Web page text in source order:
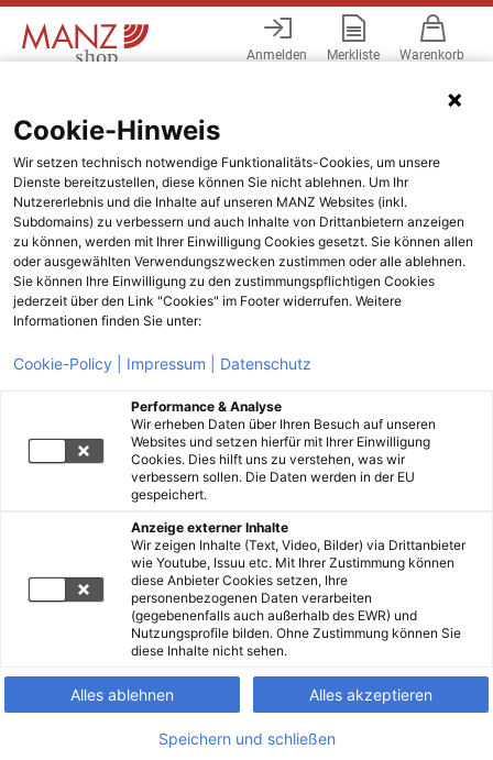
Anmelden Merkliste Warenkorb
Cookie-Hinweis
Wir setzen technisch notwendige Funktionalitäts-Cookies, um unsere
Dienste bereitzustellen, diese können Sie nicht ablehnen. Um Ihr
Nutzererlebnis und die Inhalte auf unseren MANZ Websites (inkl.
Subdomains) zu verbessern und auch Inhalte von Drittanbietern anzeigen
zu können, werden mit Ihrer Einwilligung Cookies gesetzt. Sie können allen
oder ausgewählten Verwendungszwecken zustimmen oder alle ablehnen.
Sie können Ihre Einwilligung zu den zustimmungspflichtigen Cookies
jederzeit über den Link "Cookies" im Footer widerrufen. Weitere
Informationen finden Sie unter:
Cookie-Policy | Impressum | Datenschutz
Performance & Analyse
Wir erheben Daten über Ihren Besuch auf unseren
Websites und setzen hierfür mit Ihrer Einwilligung
Cookies. Dies hilft uns zu verstehen, was wir
verbessern sollen. Die Daten werden in der EU
gespeichert.
Anzeige externer Inhalte
Wir zeigen Inhalte (Text, Video, Bilder) via Drittanbieter
wie Youtube, Issuu etc. Mit Ihrer Zustimmung können
diese Anbieter Cookies setzen, Ihre
personenbezogenen Daten verarbeiten
(gegebenenfalls auch außerhalb des EWR) und
Nutzungsprofile bilden. Ohne Zustimmung können Sie
diese Inhalte nicht sehen.
Alles ablehnen Alles akzeptieren
Speichern und schließen